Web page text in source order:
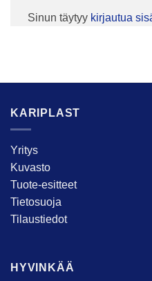
Sinun täytyy kirjautua
KARIPLAST
Yritys
Kuvasto
Tuote-esitteet
Tietosuoja
Tilaustiedot
HYVINKÄÄ